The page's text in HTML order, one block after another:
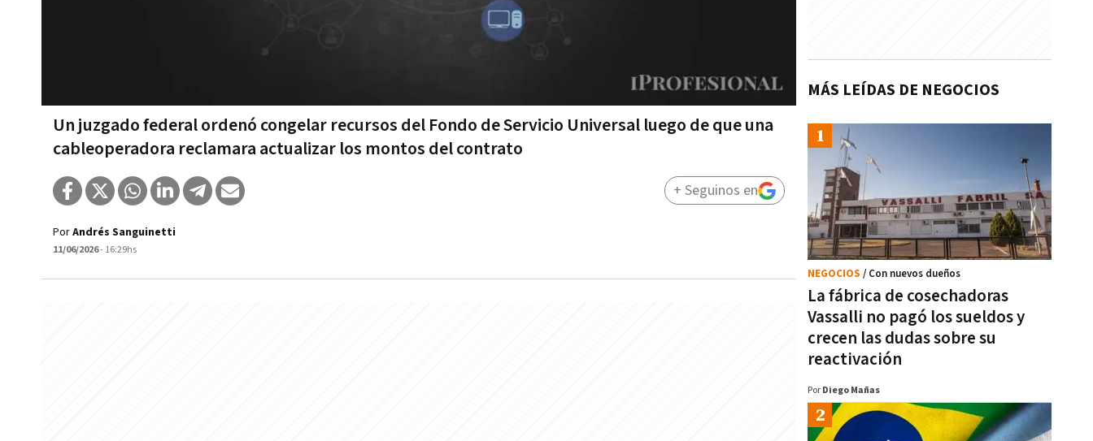
Un juzgado federal ordenó congelar recursos del Fondo de Servicio Universal luego de que una
cableoperadora reclamara actualizar los montos del contrato
PorAndrés Sanguinetti
11/06/2026- 16:29hs
+ Seguinos en
MÁS LEÍDAS DE NEGOCIOS
La fábrica de cosechadoras
Vassalli no pagó los sueldos y
crecen las dudas sobre su
reactivación
NEGOCIOS / Con nuevos dueños
Por Diego Mañas